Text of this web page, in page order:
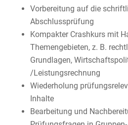
Vorbereitung auf die
Abschlussprüfung
Kompakter Crashkurs mit
Themengebieten, z. B.
Grundlagen,
/Leistungsrechnung
Wiederholung
Inhalte
Bearbeitung und